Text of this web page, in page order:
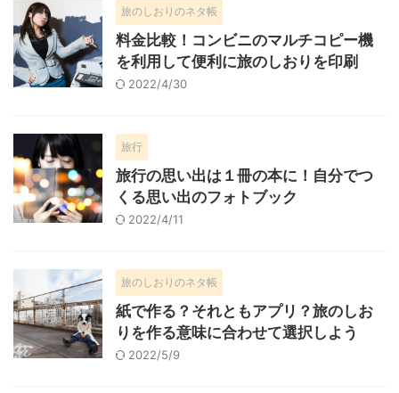
旅のしおりのネタ帳
料金比較！コンビニのマルチコピー機
を利用して便利に旅のしおりを印刷
2022/4/30
旅行
旅行の思い出は１冊の本に！自分でつ
くる思い出のフォトブック
2022/4/11
旅のしおりのネタ帳
紙で作る？それともアプリ？旅のしお
りを作る意味に合わせて選択しよう
2022/5/9